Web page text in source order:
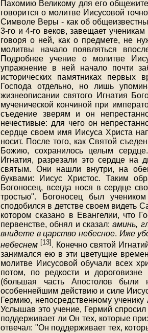
Пахомию Великому для его
говорится о молитве Иисусовой
Символе Веры - как об
3-го и 4-го веков, завещает
говоря о ней, как о предмете, не
молитвы начало появляться
Подробнее учение о молитве
упражнение в ней начало почти
исторических памятниках первых
Господа отдельно, но лишь
жизнеописании святого Игнатия
мученической кончиной при
съедение зверям и он
нечестивые: для чего он
сердце своем имя Иисуса Христа
носит. После того, как Святой
Божию, сохранилось целым
Игнатия, разрезали это сердце на
святым. Они нашли внутри, на
буквами: Иисус Христос. Таким
Богоносец, всегда нося в сердце
тростью". Богоносец был
сподобился в детстве своем видеть
котором сказано в Евангелии, что
первенстве, обнял и сказал:аминь,
внидете в царство небесное. Иже
небеснем [13] . Конечно святой
занимался ею в эти цветущие
молитве Иисусовой обучали всех
потом, по редкости и дороговизне
(большая часть Апостолов были
особеннейшим действию и силе
Гермию, непосредственному
Услышав это учение, Гермий
поддерживает ли Он тех, которые
отвечал: "Он поддерживает тех,